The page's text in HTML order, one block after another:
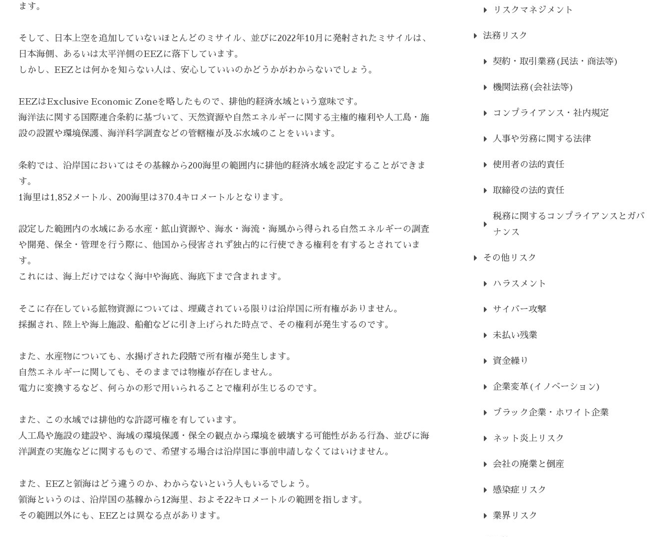
ます。
そして、日本上空を追加していないほとんどのミサイル、並びに2022年10月に発射されたミサイルは、
日本海側、あるいは太平洋側のEEZに落下しています。
しかし、EEZとは何かを知らない人は、安心していいのかどうかがわからないでしょう。
EEZはExclusive Economic Zoneを略したもので、排他的経済水域という意味です。
海洋法に関する国際連合条約に基づいて、天然資源や自然エネルギーに関する主権的権利や人工島・施
設の設置や環境保護、海洋科学調査などの管轄権が及ぶ水域のことをいいます。
条約では、沿岸国においてはその基線から200海里の範囲内に排他的経済水域を設定することができま
す。
1海里は1,852メートル、200海里は370.4キロメートルとなります。
設定した範囲内の水域にある水産・鉱山資源や、海水・海流・海風から得られる自然エネルギーの調査
や開発、保全・管理を行う際に、他国から侵害されず独占的に行使できる権利を有するとされていま
す。
これには、海上だけではなく海中や海底、海底下まで含まれます。
そこに存在している鉱物資源については、埋蔵されている限りは沿岸国に所有権がありません。
採掘され、陸上や海上施設、船舶などに引き上げられた時点で、その権利が発生するのです。
また、水産物についても、水揚げされた段階で所有権が発生します。
自然エネルギーに関しても、そのままでは物権が存在しません。
電力に変換するなど、何らかの形で用いられることで権利が生じるのです。
また、この水域では排他的な許認可権を有しています。
人工島や施設の建設や、海域の環境保護・保全の観点から環境を破壊する可能性がある行為、並びに海
洋調査の実施などに関するもので、希望する場合は沿岸国に事前申請しなくてはいけません。
また、EEZと領海はどう違うのか、わからないという人もいるでしょう。
領海というのは、沿岸国の基線から12海里、およそ22キロメートルの範囲を指します。
その範囲以外にも、EEZとは異なる点があります。
リスクマネジメント
法務リスク
契約・取引業務(民法・商法等)
機関法務(会社法等)
コンプライアンス・社内規定
人事や労務に関する法律
使用者の法的責任
取締役の法的責任
税務に関するコンプライアンスとガバ
ナンス
その他リスク
ハラスメント
サイバー攻撃
未払い残業
資金繰り
企業変革(イノベーション)
ブラック企業・ホワイト企業
ネット炎上リスク
会社の廃業と倒産
感染症リスク
業界リスク